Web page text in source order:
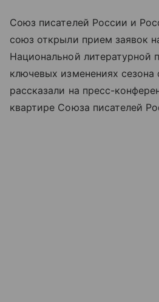
Союз писателей России и
союз открыли прием заявок
Национальной литературной
ключевых изменениях сезона
рассказали на пресс-
квартире Союза писателей